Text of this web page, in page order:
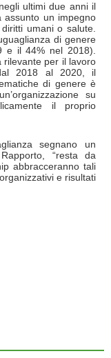
ultimi due anni il
assunto un impegno
umani o salute.
di genere
e il 44% nel 2018).
rilevante per il lavoro
2018 al 2020, il
di genere è
su
il proprio
segnano un
“resta da
abbracceranno tali
e risultati